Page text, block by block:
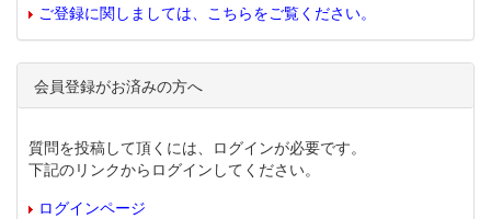
ご登録に関しましては、こちらをご覧ください。
会員登録がお済みの方へ
質問を投稿して頂くには、ログインが必要です。
下記のリンクからログインしてください。
ログインページ